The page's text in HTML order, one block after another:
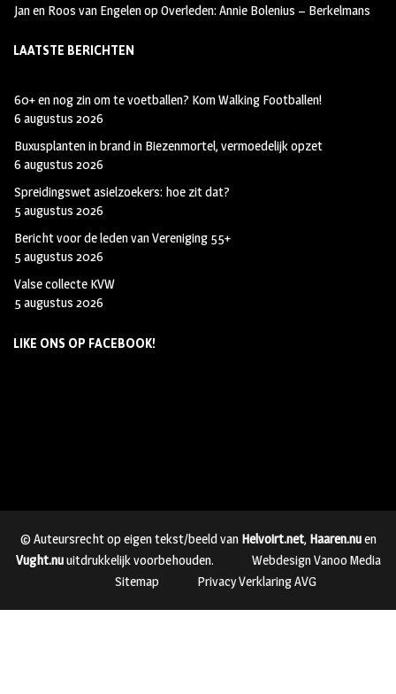
Jan en Roos van EngelenopOverleden: Annie Bolenius – Berkelmans
LAATSTE BERICHTEN
60+ en nog zin om te voetballen? Kom Walking Footballen!
6 augustus 2026
Buxusplanten in brand in Biezenmortel, vermoedelijk opzet
6 augustus 2026
Spreidingswet asielzoekers: hoe zit dat?
5 augustus 2026
Bericht voor de leden van Vereniging 55+
5 augustus 2026
Valse collecte KVW
5 augustus 2026
LIKE ONS OP FACEBOOK!
© Auteursrecht op eigen tekst/beeld van Helvoirt.net, Haaren.nuen
Vught.nuuitdrukkelijk voorbehouden.
Webdesign Vanoo Media
Sitemap
Privacy Verklaring AVG